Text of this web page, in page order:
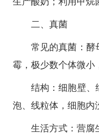
二、真菌
常见的真菌：酵
霉，极少数个体微小
结构：细胞壁、
泡、线粒体，细胞内
生活方式：营腐